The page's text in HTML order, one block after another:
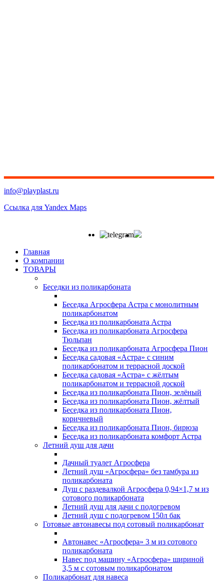
info@playplast.ru
Ссылка для Yandex Maps
Главная
О компании
ТОВАРЫ
Беседки из поликарбоната
Беседка Агросфера Астра с монолитным
поликарбонатом
Беседка из поликарбоната Астра
Беседка из поликарбоната Агросфера
Тюльпан
Беседка из поликарбоната Агросфера Пион
Беседка садовая «Астра» с синим
поликарбонатом и террасной доской
Беседка садовая «Астра» с жёлтым
поликарбонатом и террасной доской
Беседка из поликарбоната Пион, зелёный
Беседка из поликарбоната Пион, жёлтый
Беседка из поликарбоната Пион,
коричневый
Беседка из поликарбоната Пион, бирюза
Беседка из поликарбоната комфорт Астра
Летний душ для дачи
Дачный туалет Агросфера
Летний душ «Агросфера» без тамбура из
поликарбоната
Душ с раздевалкой Агросфера 0,94×1,7 м из
сотового поликарбоната
Летний душ для дачи с подогревом
Летний душ с подогревом 150л бак
Готовые автонавесы под сотовый поликарбонат
Автонавес «Агросфера» 3 м из сотового
поликарбоната
Навес под машину «Агросфера» шириной
3,5 м с сотовым поликарбонатом
Поликарбонат для навеса